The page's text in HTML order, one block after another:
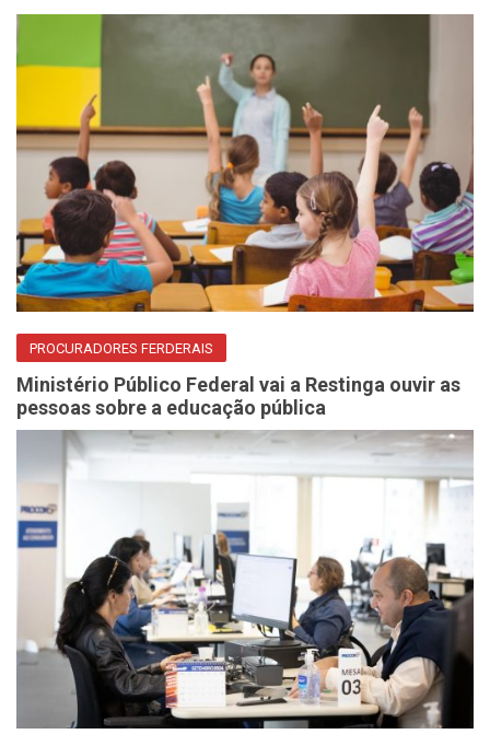
PROCURADORES FERDERAIS
Ministério Público Federal vai a Restinga ouvir as
pessoas sobre a educação pública